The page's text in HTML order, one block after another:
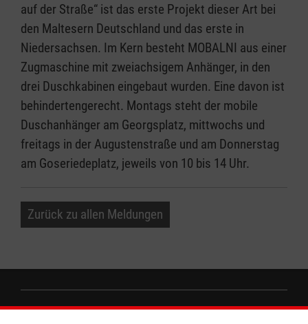
auf der Straße“ ist das erste Projekt dieser Art bei
den Maltesern Deutschland und das erste in
Niedersachsen. Im Kern besteht MOBALNI aus einer
Zugmaschine mit zweiachsigem Anhänger, in den
drei Duschkabinen eingebaut wurden. Eine davon ist
behindertengerecht. Montags steht der mobile
Duschanhänger am Georgsplatz, mittwochs und
freitags in der Augustenstraße und am Donnerstag
am Goseriedeplatz, jeweils von 10 bis 14 Uhr.
Zurück zu allen Meldungen